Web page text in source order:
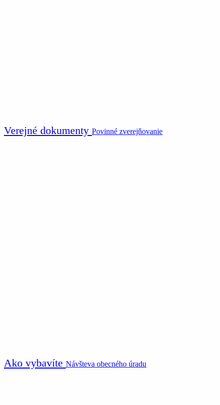
Verejné dokumenty Povinné zverejňovanie
Ako vybavíte Návšteva obecného úradu